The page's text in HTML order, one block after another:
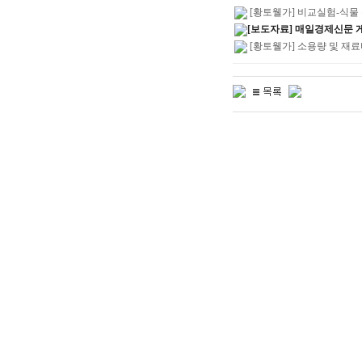
[황토웰가] 비교실험-식물
[보도자료] 매일경제신문
[황토웰가] 소용량 및 재